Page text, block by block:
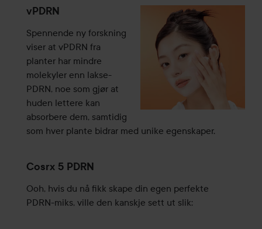
vPDRN
Spennende ny forskning
viser at vPDRN fra
planter har mindre
molekyler enn lakse-
PDRN, noe som gjør at
huden lettere kan
absorbere dem, samtidig
som hver plante bidrar med unike egenskaper.
Cosrx 5 PDRN
Ooh, hvis du nå fikk skape din egen perfekte
PDRN-miks, ville den kanskje sett ut slik: